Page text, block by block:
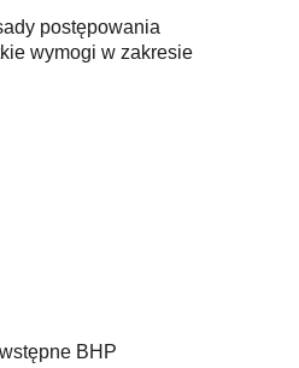
postępowania
wymogi w zakresie